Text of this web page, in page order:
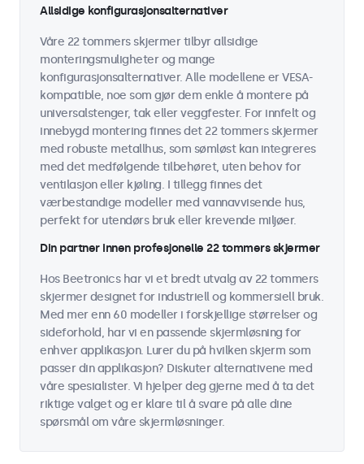
Allsidige konfigurasjonsalternativer
Våre 22 tommers skjermer tilbyr allsidige
monteringsmuligheter og mange
konfigurasjonsalternativer. Alle modellene er VESA-
kompatible, noe som gjør dem enkle å montere på
universalstenger, tak eller veggfester. For innfelt og
innebygd montering finnes det 22 tommers skjermer
med robuste metallhus, som sømløst kan integreres
med det medfølgende tilbehøret, uten behov for
ventilasjon eller kjøling. I tillegg finnes det
værbestandige modeller med vannavvisende hus,
perfekt for utendørs bruk eller krevende miljøer.
Din partner innen profesjonelle 22 tommers skjermer
Hos Beetronics har vi et bredt utvalg av 22 tommers
skjermer designet for industriell og kommersiell bruk.
Med mer enn 60 modeller i forskjellige størrelser og
sideforhold, har vi en passende skjermløsning for
enhver applikasjon. Lurer du på hvilken skjerm som
passer din applikasjon? Diskuter alternativene med
våre spesialister. Vi hjelper deg gjerne med å ta det
riktige valget og er klare til å svare på alle dine
spørsmål om våre skjermløsninger.